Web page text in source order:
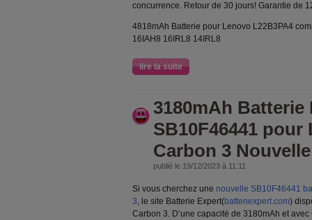
concurrence. Retour de 30 jours! Garantie de
4818mAh Batterie pour Lenovo L22B3PA4
16IAH8 16IRL8 14IRL8
lire la suite
3180mAh Batterie
SB10F46441 pour
Carbon 3 Nouvelle
publié le 19/12/2023 à 11:11
Si vous cherchez une nouvelle SB10F46441
3, le site Batterie Expert(batteriexpert.com)
Carbon 3. D’une capacité de 3180mAh et